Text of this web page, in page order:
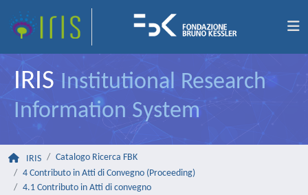
IRIS Institutional Research
Information System
IRIS
Catalogo Ricerca FBK
4 Contributo in Atti di Convegno (Proceeding)
4.1 Contributo in Atti di convegno